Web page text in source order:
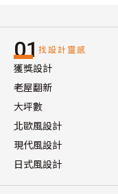
01 找設計靈感
獲獎設計
老屋翻新
大坪數
北歐風設計
現代風設計
日式風設計